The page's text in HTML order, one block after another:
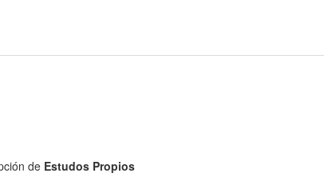
de Estudos Propios